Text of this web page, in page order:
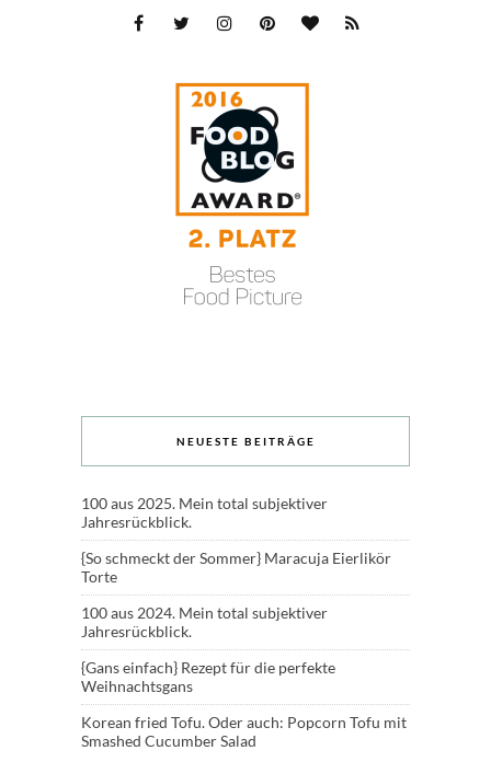
NEUESTE BEITRÄGE
100 aus 2025. Mein total subjektiver
Jahresrückblick.
{So schmeckt der Sommer} Maracuja Eierlikör
Torte
100 aus 2024. Mein total subjektiver
Jahresrückblick.
{Gans einfach} Rezept für die perfekte
Weihnachtsgans
Korean fried Tofu. Oder auch: Popcorn Tofu mit
Smashed Cucumber Salad